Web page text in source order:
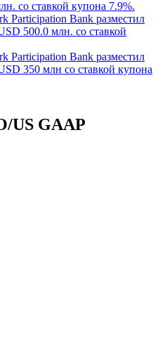
со ставкой купона 7.9%.
Participation Bank разместил
500.0 млн. со ставкой
Participation Bank разместил
350 млн со ставкой купона
US GAAP